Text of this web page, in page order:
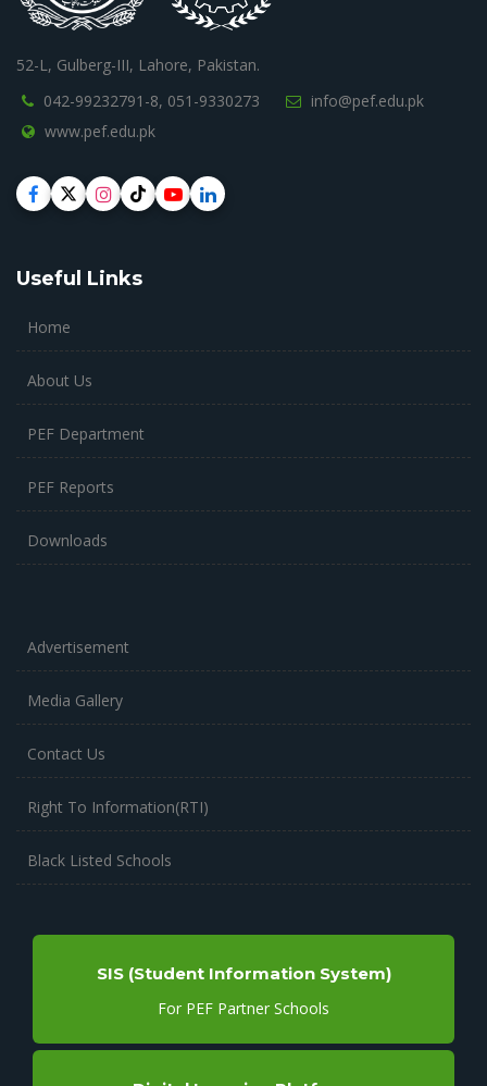
52-L, Gulberg-III, Lahore, Pakistan.
042-99232791-8, 051-9330273
info@pef.edu.pk
www.pef.edu.pk
Useful Links
Home
About Us
PEF Department
PEF Reports
Downloads
Advertisement
Media Gallery
Contact Us
Right To Information(RTI)
Black Listed Schools
SIS (Student Information System)
For PEF Partner Schools